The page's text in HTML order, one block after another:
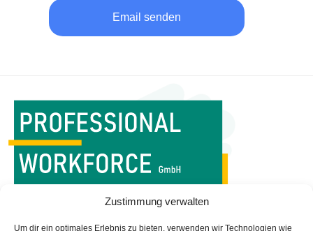
Zustimmung verwalten
Um dir ein optimales Erlebnis zu bieten, verwenden wir Technologien wie
Email senden
WORKFORCE MANAGEMENT